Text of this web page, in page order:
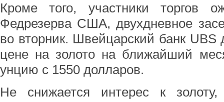
Кроме того, участники торгов
Федрезерва США, двухдневное
во вторник. Швейцарский банк UBS
цене на золото на ближайший
унцию с 1550 долларов.
Не снижается интерес к